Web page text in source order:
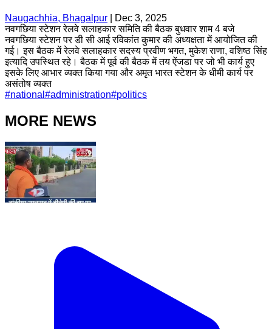
Naugachhia, Bhagalpur
Dec 3, 2025
नवगछिया स्टेशन रेलवे सलाहकार समिति की बैठक बुधवार शाम 4 बजे
नवगछिया स्टेशन पर डी सी आई रविकांत कुमार की अध्यक्षता में आयोजित की
गई। इस बैठक में रेलवे सलाहकार सदस्य प्रवीण भगत, मुकेश राणा, वशिष्ठ सिंह
इत्यादि उपस्थित रहे। बैठक में पूर्व की बैठक में तय ऐंजडा पर जो भी कार्य हुए
इसके लिए आभार व्यक्त किया गया और अमृत भारत स्टेशन के धीमी कार्य पर
असंतोष व्यक्त
#national #administration#politics
MORE NEWS